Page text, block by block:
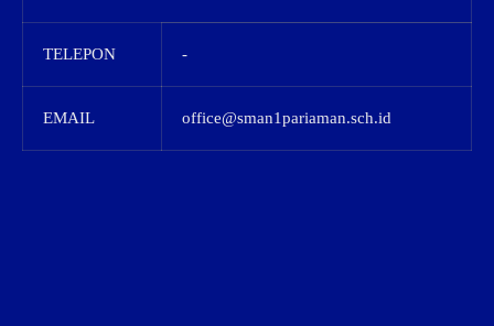
TELEPON -
EMAIL office@sman1pariaman.sch.id